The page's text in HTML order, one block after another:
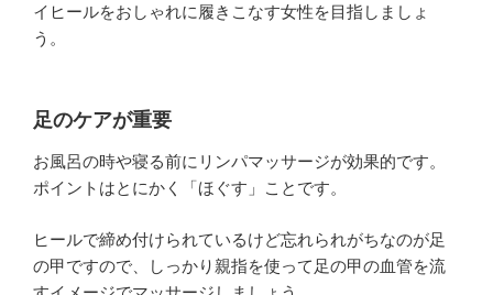
イヒールをおしゃれに履きこなす女性を目指しましょ
う。
足のケアが重要
お風呂の時や寝る前にリンパマッサージが効果的です。
ポイントはとにかく「ほぐす」ことです。
ヒールで締め付けられているけど忘れられがちなのが足
の甲ですので、しっかり親指を使って足の甲の血管を流